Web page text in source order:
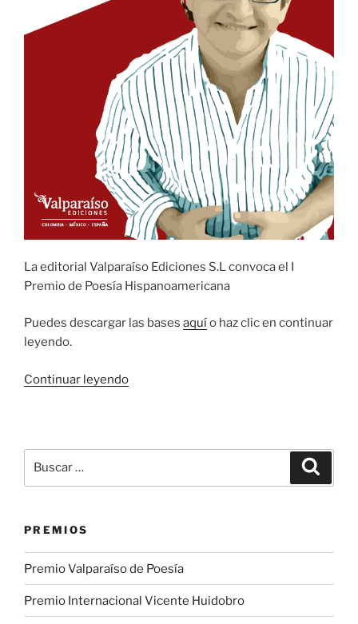
La editorial Valparaíso Ediciones S.L convoca el I
Premio de Poesía Hispanoamericana
Puedes descargar las bases aquío haz clic en continuar
leyendo.
Continuar leyendo«I
por:
PREMIOS
Premio Valparaíso de Poesía
Premio Internacional Vicente Huidobro